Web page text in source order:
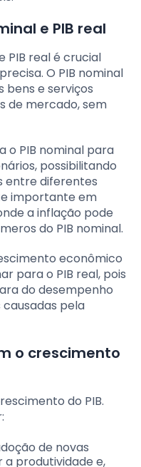
e PIB real
PIB real é crucial
O PIB nominal
bens e serviços
de mercado, sem
o PIB nominal para
possibilitando
entre diferentes
importante em
a inflação pode
do PIB nominal.
econômico
para o PIB real, pois
do desempenho
pela
o crescimento
do PIB.
de novas
produtividade e,